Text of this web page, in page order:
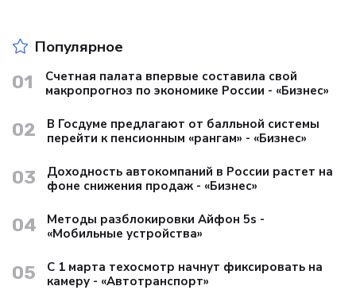
Популярное
01
Счетная палата впервые составила свой
макропрогноз по экономике России - «Бизнес»
02
В Госдуме предлагают от балльной системы
перейти к пенсионным «рангам» - «Бизнес»
03
Доходность автокомпаний в России растет на
фоне снижения продаж - «Бизнес»
04
Методы разблокировки Айфон 5s -
«Мобильные устройства»
05
С 1 марта техосмотр начнут фиксировать на
камеру - «Автотранспорт»